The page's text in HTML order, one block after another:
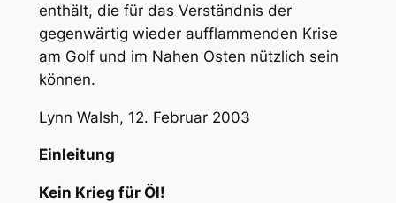
enthält, die für das Verständnis der
gegenwärtig wieder aufflammenden Krise
am Golf und im Nahen Osten nützlich sein
können.
Lynn Walsh, 12. Februar 2003
Einleitung
Kein Krieg für Öl!